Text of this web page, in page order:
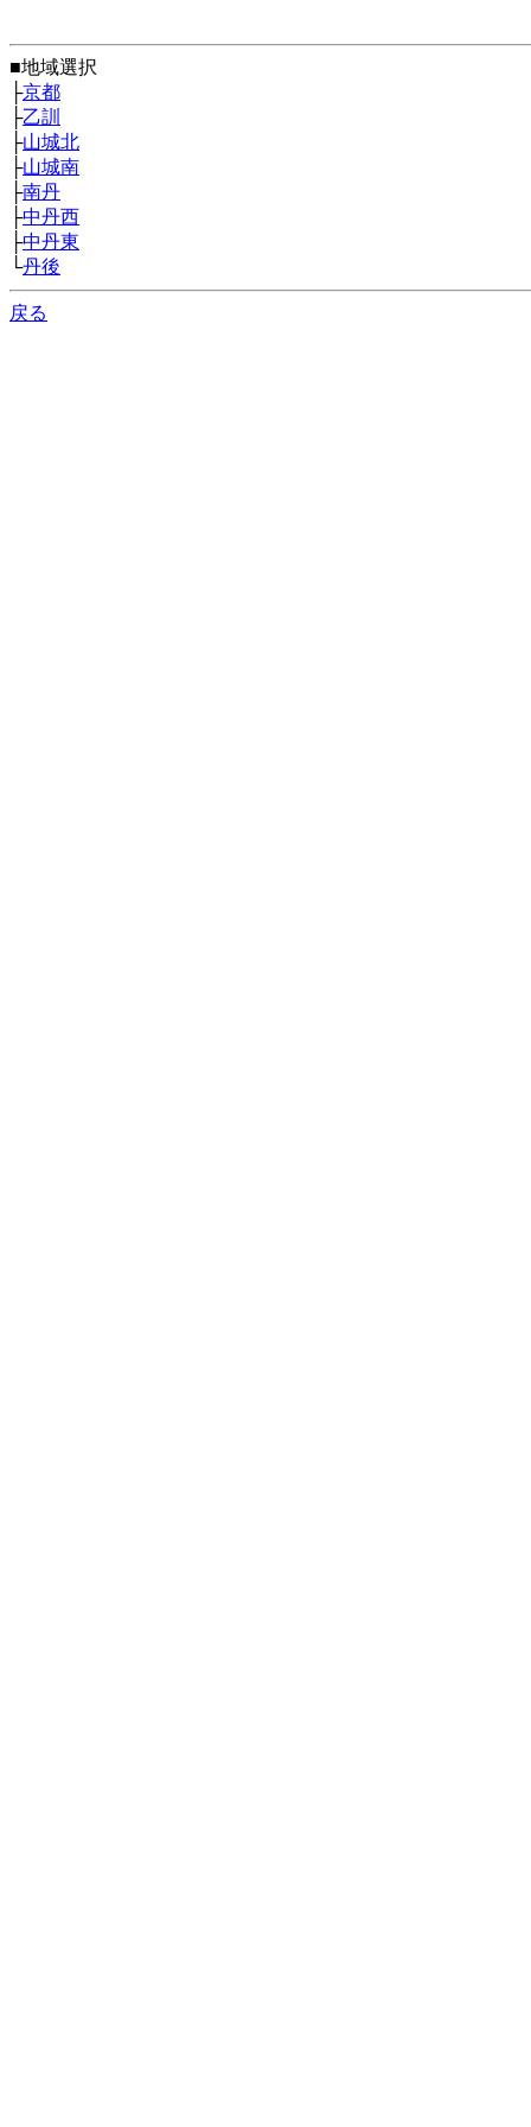
■地域選択
├京都
├乙訓
├山城北
├山城南
├南丹
├中丹西
├中丹東
└丹後
戻る